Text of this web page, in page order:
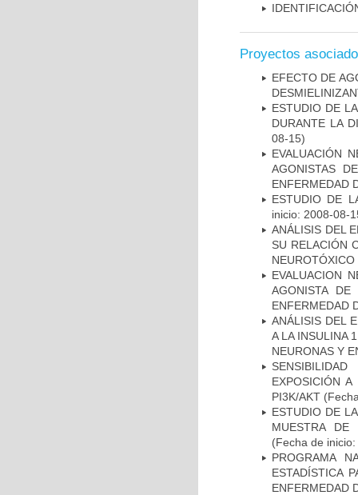
Proyectos
EFECTO DE
ESTUDIO DE
DURANTE LA
08-15)
EVALUACIÓN
AGONISTAS
ENFERMEDAD
ESTUDIO DE
inicio: 2008-08-
ANÁLISIS DEL
SU RELACIÓN
NEUROTÓXICO
EVALUACION
AGONISTA
ENFERMEDAD
ANÁLISIS DEL
A LA INSULINA
NEURONAS Y
EXPOSICIÓN
PI3K/AKT
ESTUDIO DE
MUESTRA DE
(Fecha de
PROGRAMA
ESTADÍSTICA
ENFERMEDAD